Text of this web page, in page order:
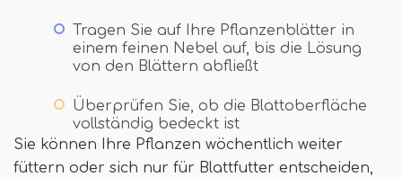
Tragen Sie auf Ihre Pflanzenblätter in
einem feinen Nebel auf, bis die Lösung
von den Blättern abfließt
Überprüfen Sie, ob die Blattoberfläche
vollständig bedeckt ist
Sie können Ihre Pflanzen wöchentlich weiter
füttern oder sich nur für Blattfutter entscheiden,